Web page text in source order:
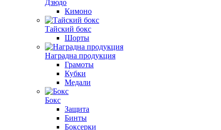
Дзюдо
Кимоно
Тайский бокс
Шорты
Наградна продукция
Грамоты
Кубки
Медали
Бокс
Защита
Бинты
Боксерки